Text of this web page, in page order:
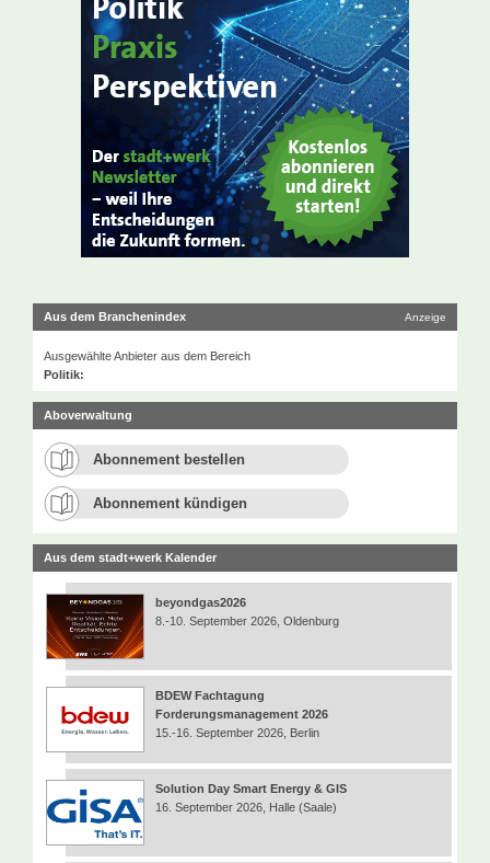
Aus dem Branchenindex Anzeige
Ausgewählte Anbieter aus dem Bereich
Politik:
Aboverwaltung
Abonnement bestellen
Abonnement kündigen
Aus dem stadt+werk Kalender
beyondgas2026
8.-10. September 2026, Oldenburg
BDEW Fachtagung
Forderungsmanagement 2026
15.-16. September 2026, Berlin
Solution Day Smart Energy & GIS
16. September 2026, Halle (Saale)